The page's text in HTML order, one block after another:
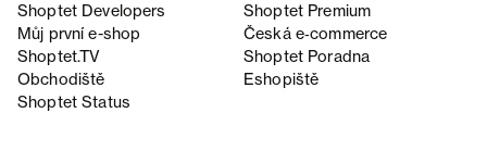
Shoptet Developers
Shoptet Premium
Můj první e-shop
Česká e‑commerce
Shoptet.TV
Shoptet Poradna
Obchodiště
Eshopiště
Shoptet Status